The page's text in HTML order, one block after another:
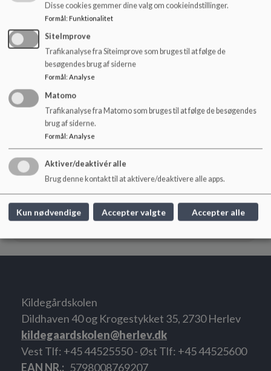
Referat Juni 2025
Referat August 2025
Referat September 2025
Referat Oktober 2025
Referat November 2025
Kildegårdskolen
Dildhaven 40 og Krogestykket 35, 2730 Herlev
kildegaardskolen@herlev.dk
Vest Tlf: +45 44525550 - Øst Tlf: +45 44525600
EAN NR.
5798008769207
Disse cookies gemmer dine valg om cookieindstillinger.
Formål: Funktionalitet
SiteImprove
Trafikanalyse fra Siteimprove som bruges til at følge de
besøgendes brug af siderne
Formål : Analyse
Matomo
Trafikanalyse fra Matomo som bruges til at følge de besøgendes
brug af siderne.
Formål: Analyse
Aktiver/deaktivér alle
Brug denne kontakt til at aktivere/deaktivere alle apps.
Kun nødvendige Accepter valgte Accepter alle